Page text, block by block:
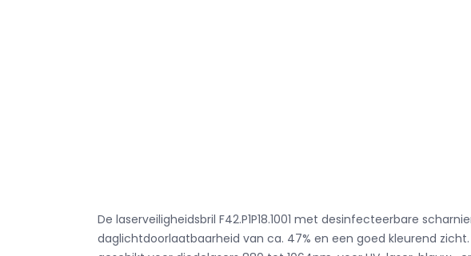
De laserveiligheidsbril F42.P1P18.1001 met desinfecteerbare
daglichtdoorlaatbaarheid van ca. 47% en een goed kleurend